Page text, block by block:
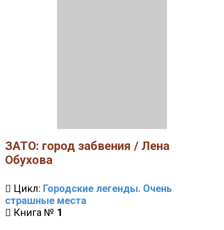
ЗАТО: город забвения / Лена
Обухова
Цикл: Городские легенды. Очень
страшные места
Книга № 1